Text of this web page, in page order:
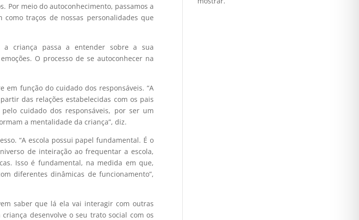
Por meio do autoconhecimento, passamos a
traços de nossas personalidades que
criança passa a entender sobre a sua
O processo de se autoconhecer na
em função do cuidado dos responsáveis. “A
das relações estabelecidas com os pais
cuidado dos responsáveis, por ser um
a mentalidade da criança”, diz.
“A escola possui papel fundamental. É o
de inteiração ao frequentar a escola,
Isso é fundamental, na medida em que,
diferentes dinâmicas de funcionamento”,
saber que lá ela vai interagir com outras
desenvolve o seu trato social com os